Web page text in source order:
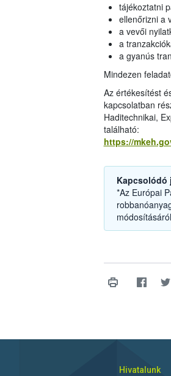
tájékoztatni
ellenőrizni a
a vevői
a
a gyanús
Mindezen
Az értékesítést
kapcsolatban
Haditechnikai,
található:
https://
Kapcsolódó
*Az Európai
Hivatalunk